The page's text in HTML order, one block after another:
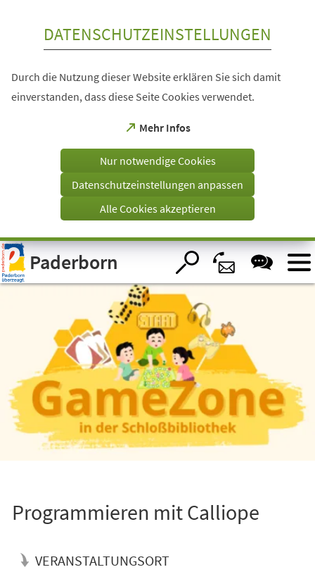
Visuelle
Assistenzsoftware
öffnen.
DATENSCHUTZEINSTELLUNGEN
Durch die Nutzung dieser Website erklären Sie sich damit
einverstanden, dass diese Seite Cookies verwendet.
Mehr Infos
(Öffnet
einem
Tab)
Nur notwendige Cookies
Datenschutzeinstellungen anpassen
Alle Cookies akzeptieren
Paderborn
Programmieren mit Calliope
VERANSTALTUNGSORT